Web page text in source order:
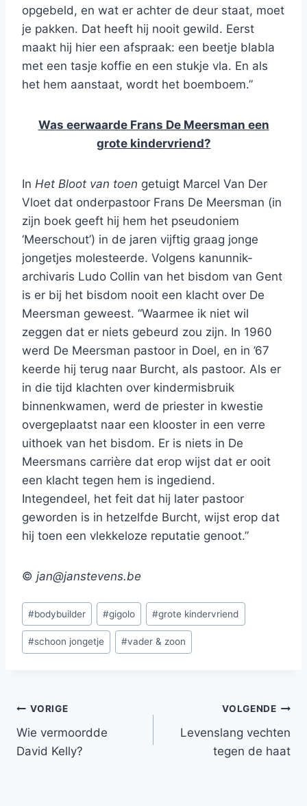
opgebeld, en wat er achter de deur staat, moet
je pakken. Dat heeft hij nooit gewild. Eerst
maakt hij hier een afspraak: een beetje blabla
met een tasje koffie en een stukje vla. En als
het hem aanstaat, wordt het boemboem.”
Was eerwaarde Frans De Meersman een
grote kindervriend?
In Het Bloot van toen getuigt Marcel Van Der
Vloet dat onderpastoor Frans De Meersman (in
zijn boek geeft hij hem het pseudoniem
‘Meerschout’) in de jaren vijftig graag jonge
jongetjes molesteerde. Volgens kanunnik-
archivaris Ludo Collin van het bisdom van Gent
is er bij het bisdom nooit een klacht over De
Meersman geweest. “Waarmee ik niet wil
zeggen dat er niets gebeurd zou zijn. In 1960
werd De Meersman pastoor in Doel, en in ’67
keerde hij terug naar Burcht, als pastoor. Als er
in die tijd klachten over kindermisbruik
binnenkwamen, werd de priester in kwestie
overgeplaatst naar een klooster in een verre
uithoek van het bisdom. Er is niets in De
Meersmans carrière dat erop wijst dat er ooit
een klacht tegen hem is ingediend.
Integendeel, het feit dat hij later pastoor
geworden is in hetzelfde Burcht, wijst erop dat
hij toen een vlekkeloze reputatie genoot.”
© jan@janstevens.be
Bericht
tags:
#bodybuilder #gigolo #grote kindervriend
#schoon jongetje #vader & zoon
Bericht
navigatie
VORIGE
Wie vermoordde
David Kelly?
VOLGENDE
Levenslang vechten
tegen de haat